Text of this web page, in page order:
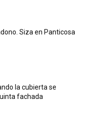
Siza en Panticosa
la cubierta se
fachada